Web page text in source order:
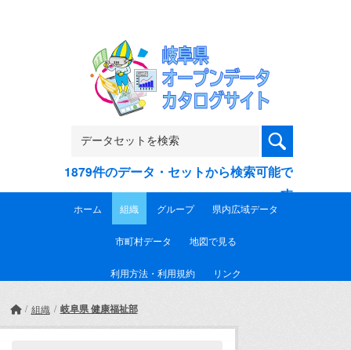
1879件のデータ・セットから検索可能で
す
ホーム 組織 グループ 県内広域データ
市町村データ 地図で見る
利用方法・利用規約 リンク
組織 岐阜県 健康福祉部